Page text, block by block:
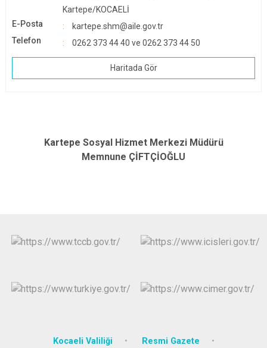
Kartepe/KOCAELİ
E-Posta
kartepe.shm@aile.gov.tr
Telefon
0262 373 44 40 ve 0262 373 44 50
Haritada Gör
Kartepe Sosyal Hizmet Merkezi Müdürü
Memnune ÇİFTÇİOĞLU
Kocaeli Valiliği Resmi Gazete